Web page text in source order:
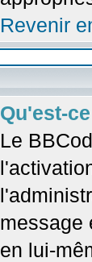
Revenir
Qu'est-
Le
message
en lui-